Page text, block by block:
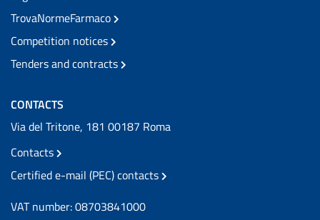
TrovaNormeFarmaco
Competition notices
Tenders and contracts
CONTACTS
Via del Tritone, 181 00187 Roma
Contacts
Certified e-mail (PEC) contacts
VAT number: 08703841000